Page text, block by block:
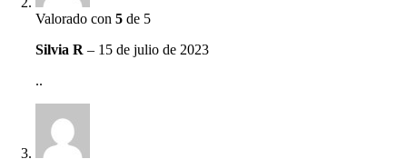
Valorado con5 de 5
Silvia R– 15 de julio de 2023
..